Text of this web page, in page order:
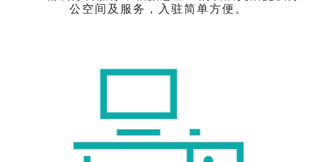
公空间及服务，入驻简单方便。